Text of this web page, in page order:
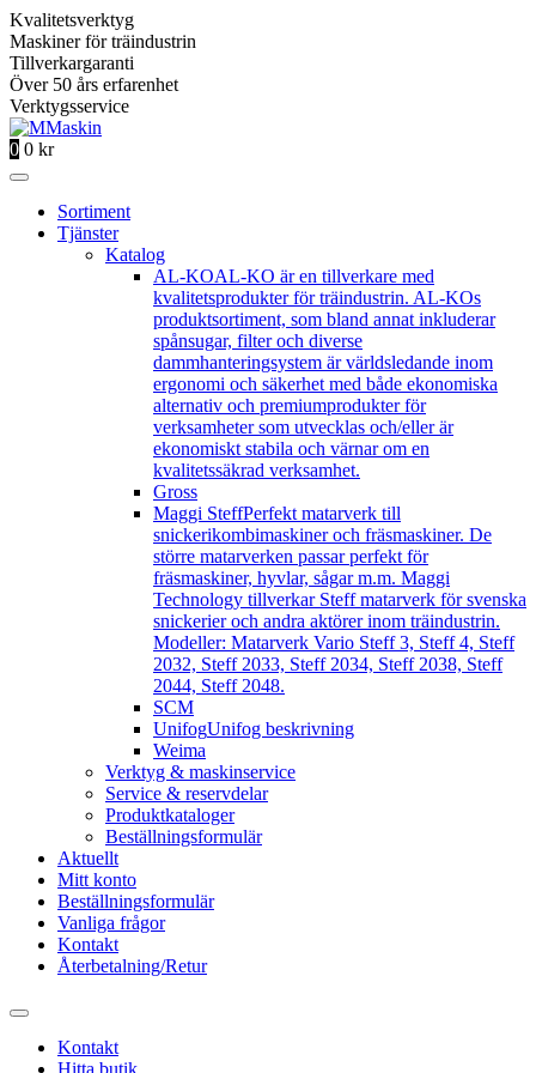
Kvalitetsverktyg
Maskiner för träindustrin
Tillverkargaranti
Över 50 års erfarenhet
Verktygsservice
0 0 kr
Sortiment
Tjänster
Katalog
AL-KOAL-KO är en tillverkare med
kvalitetsprodukter för träindustrin. AL-KOs
produktsortiment, som bland annat inkluderar
spånsugar, filter och diverse
dammhanteringsystem är världsledande inom
ergonomi och säkerhet med både ekonomiska
alternativ och premiumprodukter för
verksamheter som utvecklas och/eller är
ekonomiskt stabila och värnar om en
kvalitetssäkrad verksamhet.
Gross
Maggi SteffPerfekt matarverk till
snickerikombimaskiner och fräsmaskiner. De
större matarverken passar perfekt för
fräsmaskiner, hyvlar, sågar m.m. Maggi
Technology tillverkar Steff matarverk för svenska
snickerier och andra aktörer inom träindustrin.
Modeller: Matarverk Vario Steff 3, Steff 4, Steff
2032, Steff 2033, Steff 2034, Steff 2038, Steff
2044, Steff 2048.
SCM
UnifogUnifog beskrivning
Weima
Verktyg & maskinservice
Service & reservdelar
Produktkataloger
Beställningsformulär
Aktuellt
Mitt konto
Beställningsformulär
Vanliga frågor
Kontakt
Återbetalning/Retur
Kontakt
Hitta butik